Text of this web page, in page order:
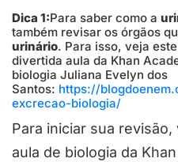
Dica 1:Para saber como a
também revisar os órgãos
urinário. Para isso, veja
divertida aula da Khan
biologia Juliana Evelyn dos
Santos: https://
excrecao-biologia/
Para iniciar sua
aula de biologia da